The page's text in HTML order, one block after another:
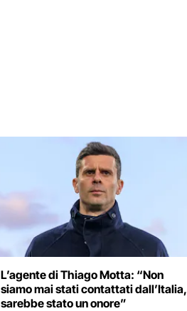
L’agente di Thiago Motta: “Non
siamo mai stati contattati dall’Italia,
sarebbe stato un onore”